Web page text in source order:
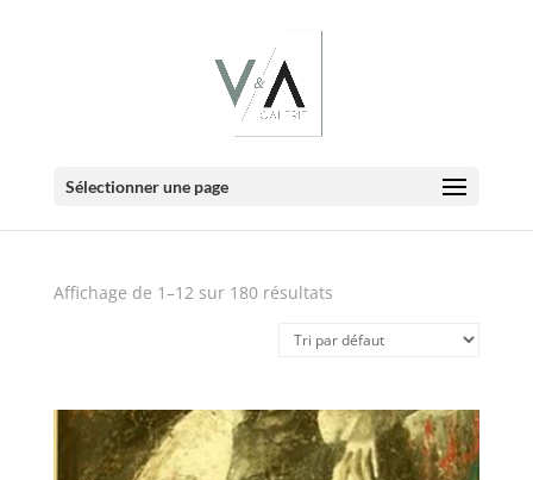
Sélectionner une page
E-Boutique
Affichage de 1–12 sur 180 résultats